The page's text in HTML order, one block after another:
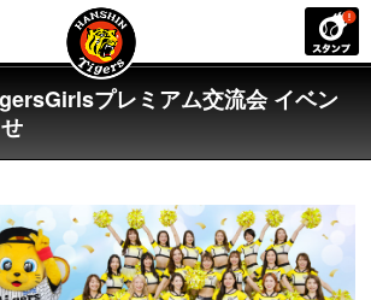
プレミアム交流会 イベン